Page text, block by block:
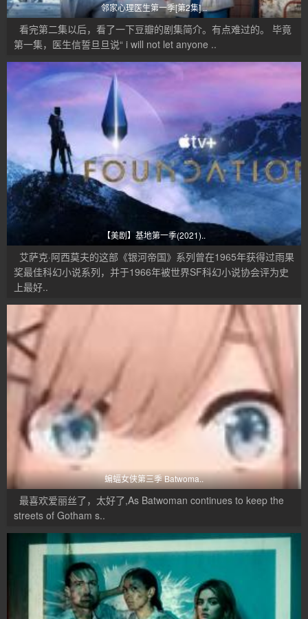
邻家心理医生第一季[第2集] ..
看完第二集以后，看了一下豆瓣的剧集简介。有点难过的。 毕竟
第一集，医生信誓旦旦说“ i will not let anyone ..
【美剧】基地第一季(2021)..
艾萨克·阿西莫夫的这部《银河帝国》系列曾在1965年获得过雨果
奖最佳科幻小说系列，并于1966年被世界SF科幻小说协会评为史
上最好..
蝙蝠女侠第三季 Batwoma..
最喜欢爱丽丝了，太好了,As Batwoman continues to keep the
streets of Gotham s..